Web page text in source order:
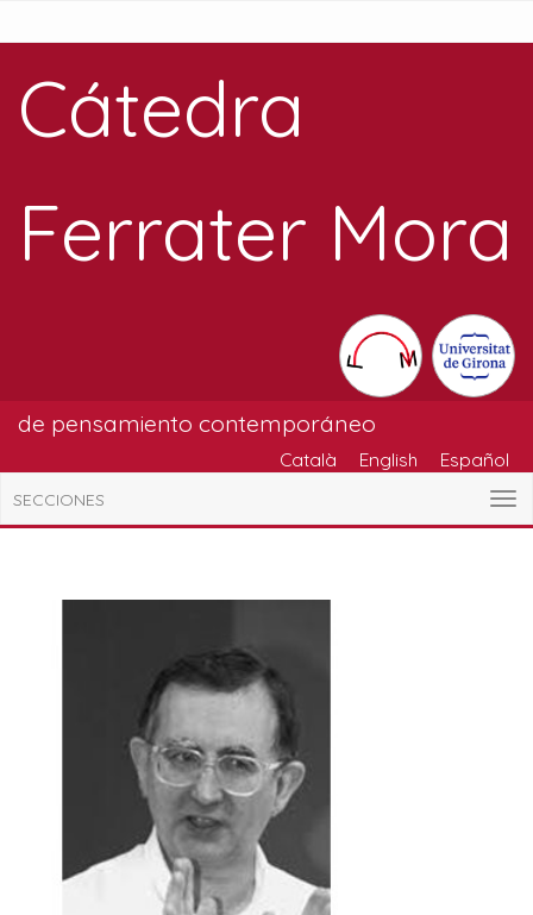
Cátedra
Ferrater Mora
de pensamiento contemporáneo
Català English Español
SECCIONES